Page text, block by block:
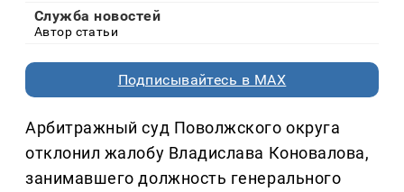
Служба новостей
Автор статьи
Подписывайтесь в MAX
Арбитражный суд Поволжского округа
отклонил жалобу Владислава Коновалова,
занимавшего должность генерального